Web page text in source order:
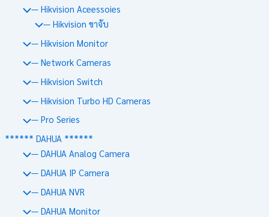
— Hikvision Aceessoies
— Hikvision ขาจับ
— Hikvision Monitor
— Network Cameras
— Hikvision Switch
— Hikvision Turbo HD Cameras
— Pro Series
****** DAHUA ******
— DAHUA Analog Camera
— DAHUA IP Camera
— DAHUA NVR
— DAHUA Monitor